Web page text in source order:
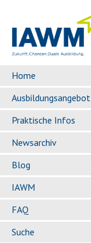
Home
Ausbildungsangebot
Praktische Infos
Newsarchiv
Blog
IAWM
FAQ
Suche